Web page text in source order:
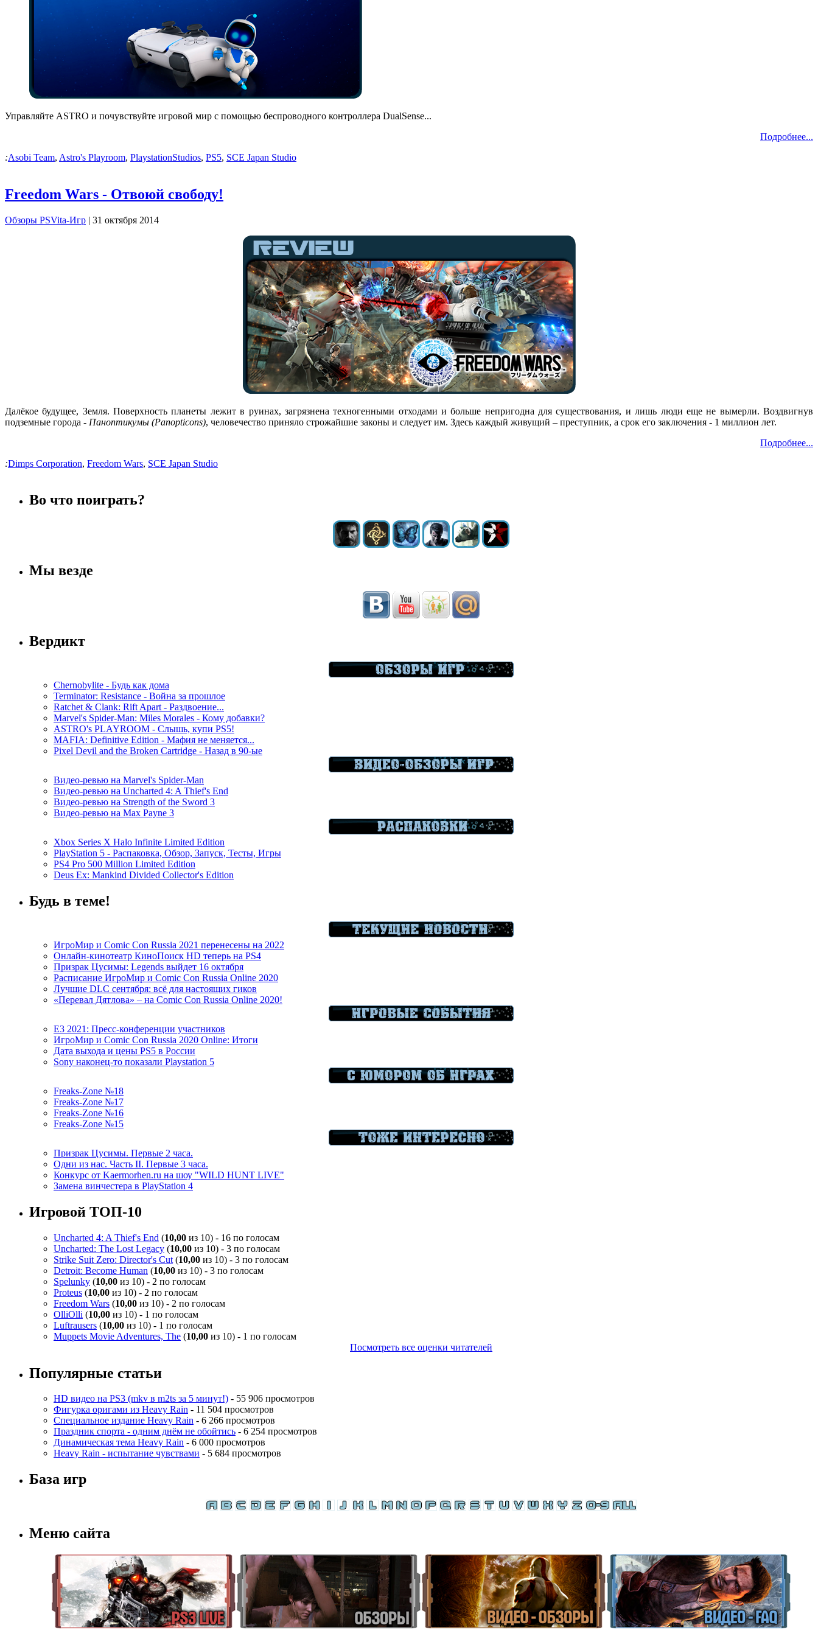
Управляйте ASTRO и почувствуйте игровой мир с помощью беспроводного контроллера DualSense...
Подробнее...
:Asobi Team, Astro's Playroom, PlaystationStudios, PS5, SCE Japan Studio
Freedom Wars - Отвоюй свободу!
Обзоры PSVita-Игр | 31 октября 2014
Далёкое будущее, Земля. Поверхность планеты лежит в руинах, загрязнена техногенными отходами и больше непригодна для существования, и лишь люди еще не вымерли. Воздвигнув
подземные города - Паноптикумы (Panopticons), человечество приняло строжайшие законы и следует им. Здесь каждый живущий – преступник, а срок его заключения - 1 миллион лет.
Подробнее...
:Dimps Corporation, Freedom Wars, SCE Japan Studio
Во что поиграть?
Мы везде
Вердикт
Chernobylite - Будь как дома
Terminator: Resistance - Война за прошлое
Ratchet & Clank: Rift Apart - Раздвоение...
Marvel's Spider-Man: Miles Morales - Кому добавки?
ASTRO's PLAYROOM - Слышь, купи PS5!
MAFIA: Definitive Edition - Мафия не меняется...
Pixel Devil and the Broken Cartridge - Назад в 90-ые
Видео-ревью на Marvel's Spider-Man
Видео-ревью на Uncharted 4: A Thief's End
Видео-ревью на Strength of the Sword 3
Видео-ревью на Max Payne 3
Xbox Series X Halo Infinite Limited Edition
PlayStation 5 - Распаковка, Обзор, Запуск, Тесты, Игры
PS4 Pro 500 Million Limited Edition
Deus Ex: Mankind Divided Collector's Edition
Будь в теме!
ИгроМир и Comic Con Russia 2021 перенесены на 2022
Онлайн-кинотеатр КиноПоиск HD теперь на PS4
Призрак Цусимы: Legends выйдет 16 октября
Расписание ИгроМир и Comic Con Russia Online 2020
Лучшие DLC сентября: всё для настоящих гиков
«Перевал Дятлова» – на Comic Con Russia Online 2020!
E3 2021: Пресс-конференции участников
ИгроМир и Comic Con Russia 2020 Online: Итоги
Дата выхода и цены PS5 в России
Sony наконец-то показали Playstation 5
Freaks-Zone №18
Freaks-Zone №17
Freaks-Zone №16
Freaks-Zone №15
Призрак Цусимы. Первые 2 часа.
Одни из нас. Часть II. Первые 3 часа.
Конкурс от Kaermorhen.ru на шоу "WILD HUNT LIVE"
Замена винчестера в PlayStation 4
Игровой ТОП-10
Uncharted 4: A Thief's End (10,00 из 10) - 16 по голосам
Uncharted: The Lost Legacy (10,00 из 10) - 3 по голосам
Strike Suit Zero: Director's Cut (10,00 из 10) - 3 по голосам
Detroit: Become Human (10,00 из 10) - 3 по голосам
Spelunky (10,00 из 10) - 2 по голосам
Proteus (10,00 из 10) - 2 по голосам
Freedom Wars (10,00 из 10) - 2 по голосам
OlliOlli (10,00 из 10) - 1 по голосам
Luftrausers (10,00 из 10) - 1 по голосам
Muppets Movie Adventures, The (10,00 из 10) - 1 по голосам
Посмотреть все оценки читателей
Популярные статьи
HD видео на PS3 (mkv в m2ts за 5 минут!) - 55 906 просмотров
Фигурка оригами из Heavy Rain - 11 504 просмотров
Специальное издание Heavy Rain - 6 266 просмотров
Праздник спорта - одним днём не обойтись - 6 254 просмотров
Динамическая тема Heavy Rain - 6 000 просмотров
Heavy Rain - испытание чувствами - 5 684 просмотров
База игр
Меню сайта